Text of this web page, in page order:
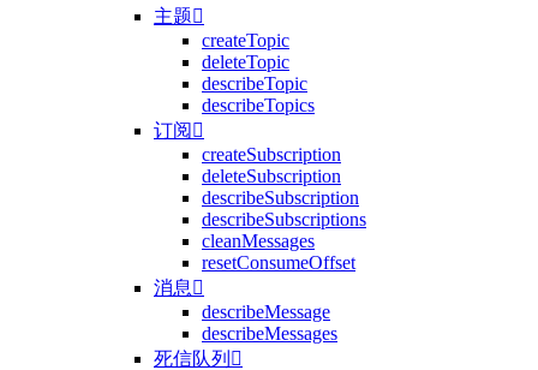
主题
createTopic
deleteTopic
describeTopic
describeTopics
订阅 
createSubscription
deleteSubscription
describeSubscription
describeSubscriptions
cleanMessages
resetConsumeOffset
消息 
describeMessage
describeMessages
死信队列 